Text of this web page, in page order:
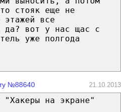
стояк еще не
этажей все
да? вот у нас щас с
уже полгода
№88640 21.10.2013
"Хакеры на экране"